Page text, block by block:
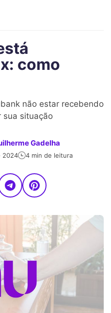
como
não estar recebendo
sua situação
Gadelha
2024 4 min de leitura